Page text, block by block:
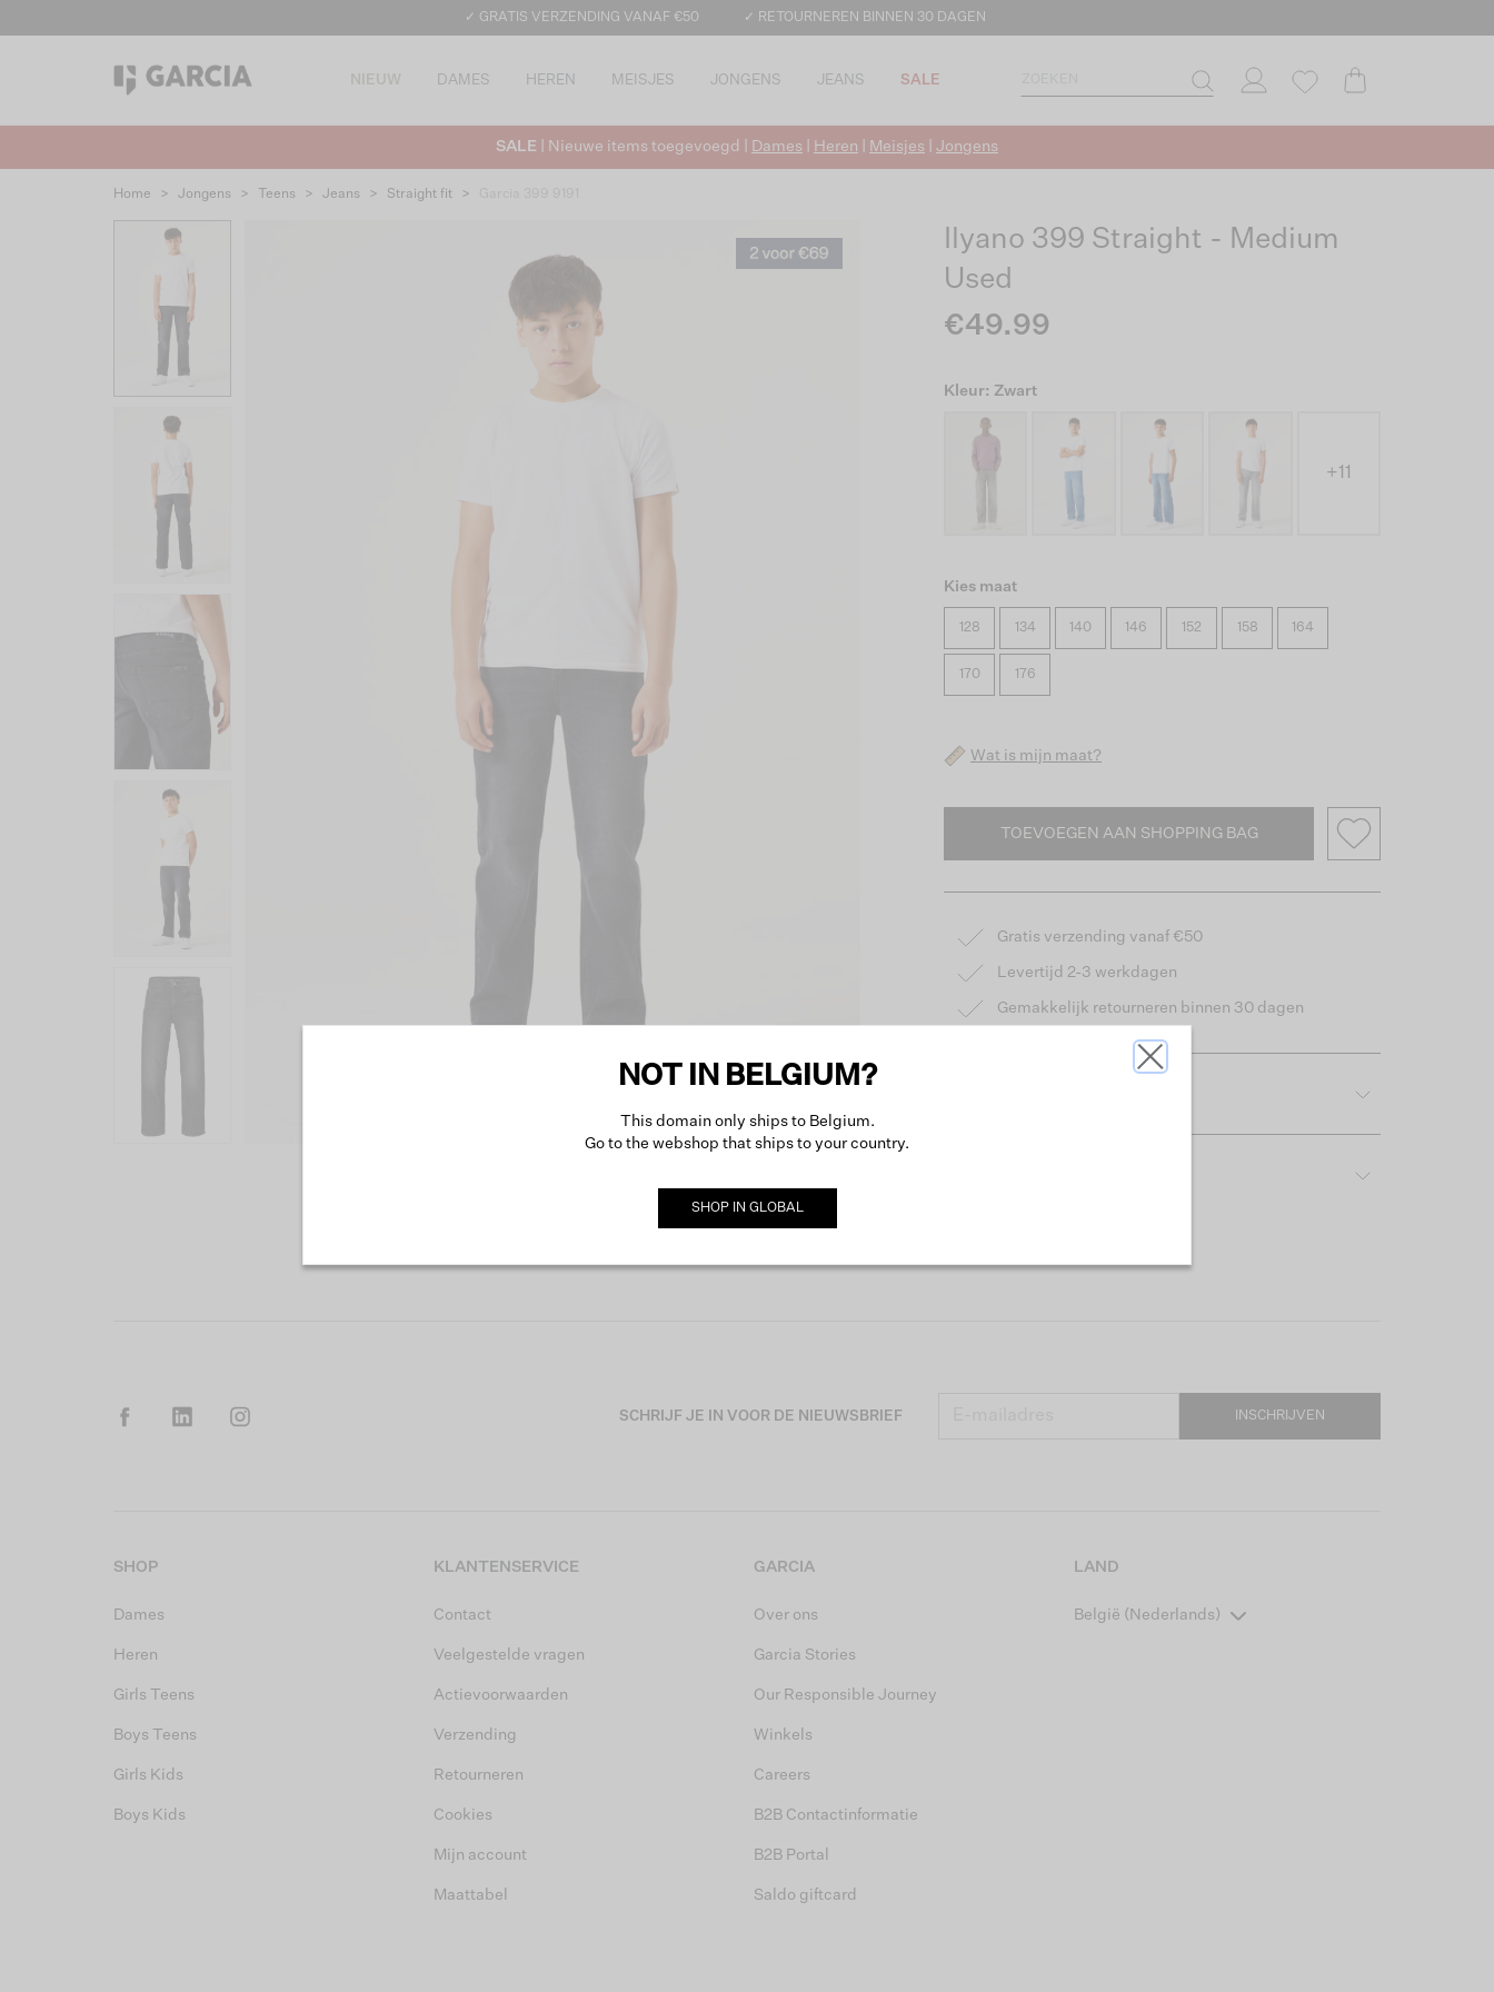
✓ GRATIS VERZENDING VANAF €50 ✓ RETOURNEREN BINNEN 30 DAGEN
NIEUW DAMES HEREN MEISJES JONGENS JEANS SALE
SALE | Nieuwe items toegevoegd | Dames Heren Meisjes Jongens
Home > Jongens > Teens > Jeans > Straight fit >
Ilyano 399 Straight - Medium
Used
€49.99
Kleur: Zwart
+11
Kies maat
128 134 140 146 152 158 164
170 176
Wat is mijn maat?
TOEVOEGEN AAN SHOPPING BAG
Gratis verzending vanaf €50
Levertijd 2-3 werkdagen
Gemakkelijk retourneren binnen 30 dagen
SCHRIJF JE IN VOOR DE NIEUWSBRIEF INSCHRIJVEN
SHOP
Dames
Heren
Girls Teens
Boys Teens
Girls Kids
Boys Kids
KLANTENSERVICE
Contact
Veelgestelde vragen
Actievoorwaarden
Verzending
Retourneren
Cookies
Mijn account
Maattabel
GARCIA
Over ons
Garcia Stories
Our Responsible Journey
Winkels
Careers
B2B Contactinformatie
B2B Portal
Saldo giftcard
LAND
België (Nederlands)
NOT IN BELGIUM?
This domain only ships to Belgium.
Go to the webshop that ships to your country.
SHOP IN GLOBAL